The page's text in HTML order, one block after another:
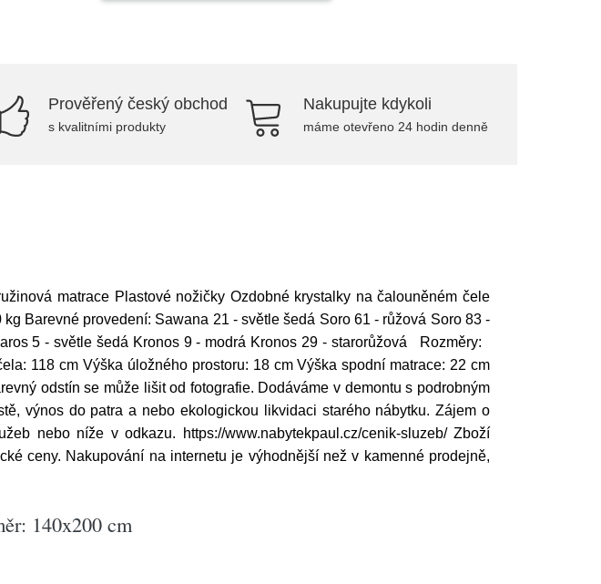
Prověřený český obchod
s kvalitními produkty
Nakupujte kdykoli
máme otevřeno 24 hodin denně
matrace Plastové nožičky Ozdobné krystalky na čalouněném čele
Barevné provedení: Sawana 21 - světle šedá Soro 61 - růžová Soro 83 -
5 - světle šedá Kronos 9 - modrá Kronos 29 - starorůžová Rozměry:
118 cm Výška úložného prostoru: 18 cm Výška spodní matrace: 22 cm
odstín se může lišit od fotografie. Dodáváme v demontu s podrobným
výnos do patra a nebo ekologickou likvidaci starého nábytku. Zájem o
nebo níže v odkazu. https://www.nabytekpaul.cz/cenik-sluzeb/ Zboží
ceny. Nakupování na internetu je výhodnější než v kamenné prodejně,
140x200 cm